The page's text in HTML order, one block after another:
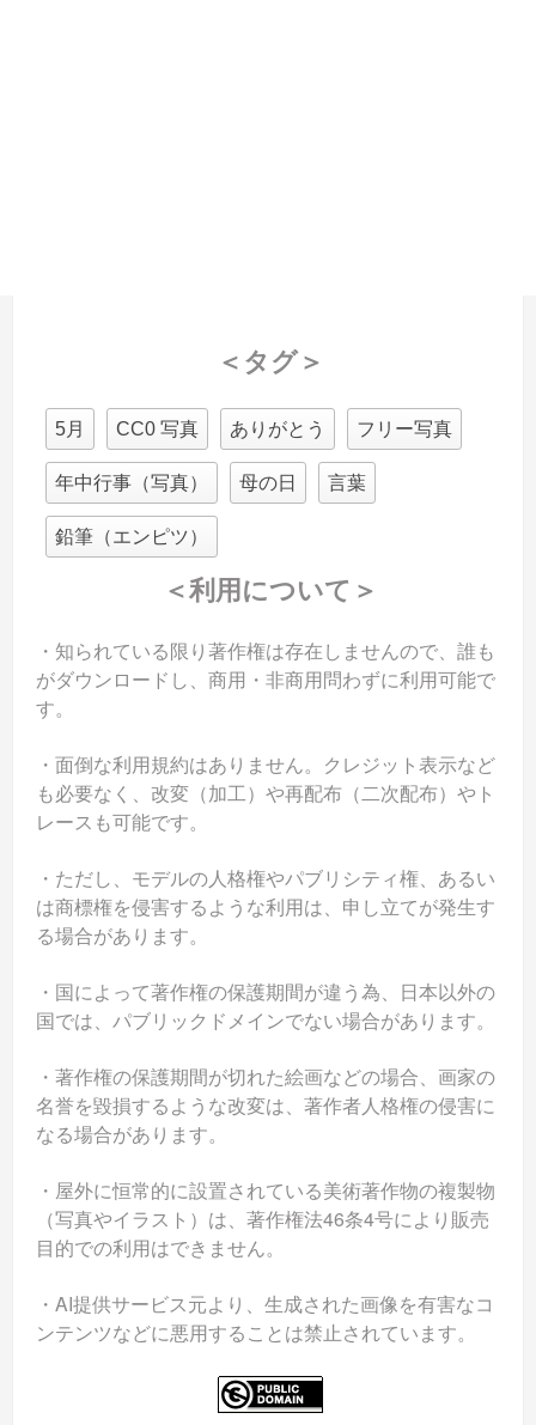
＜タグ＞
5月 CC0 写真 ありがとう フリー写真
年中行事（写真） 母の日 言葉
鉛筆（エンピツ）
＜利用について＞
・知られている限り著作権は存在しませんので、誰も
がダウンロードし、商用・非商用問わずに利用可能で
す。
・面倒な利用規約はありません。クレジット表示など
も必要なく、改変（加工）や再配布（二次配布）やト
レースも可能です。
・ただし、モデルの人格権やパブリシティ権、あるい
は商標権を侵害するような利用は、申し立てが発生す
る場合があります。
・国によって著作権の保護期間が違う為、日本以外の
国では、パブリックドメインでない場合があります。
・著作権の保護期間が切れた絵画などの場合、画家の
名誉を毀損するような改変は、著作者人格権の侵害に
なる場合があります。
・屋外に恒常的に設置されている美術著作物の複製物
（写真やイラスト）は、著作権法46条4号により販売
目的での利用はできません。
・AI提供サービス元より、生成された画像を有害なコ
ンテンツなどに悪用することは禁止されています。